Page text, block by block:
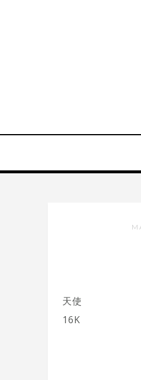
天使
16K